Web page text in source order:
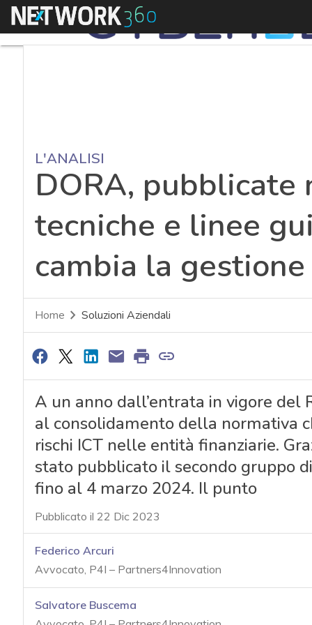
Menu
L'ANALISI
DORA, pubblicate
tecniche e linee
cambia la
Home Soluzioni Aziendali
A un anno dall’entrata in vigore del
al consolidamento della normativa
rischi ICT nelle entità finanziarie.
stato pubblicato il secondo gruppo
fino al 4 marzo 2024. Il punto
Pubblicato il 22 Dic 2023
Federico Arcuri
Avvocato, P4I – Partners4Innovation
Salvatore Buscema